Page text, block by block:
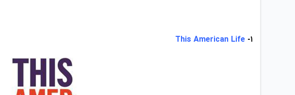
۱- This American Life